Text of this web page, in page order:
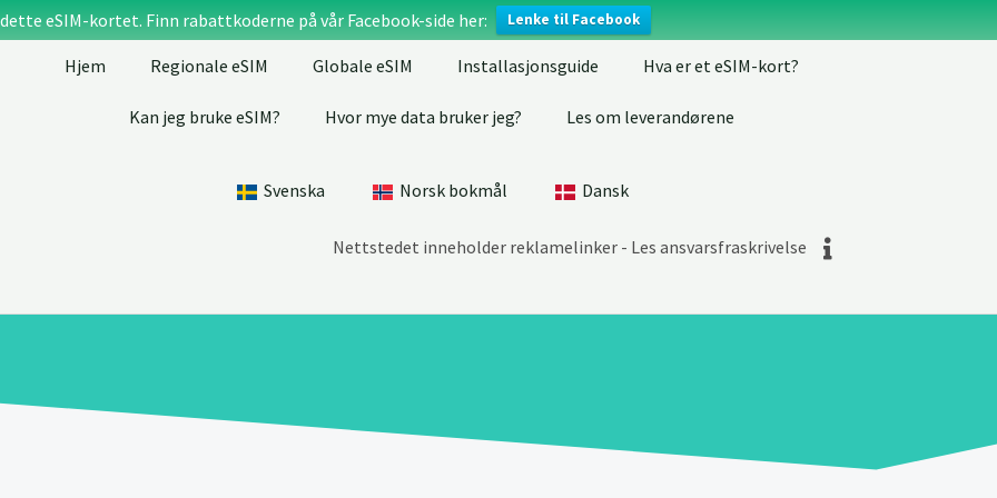
eSIM-kortet. Finn rabattkoderne på vår Facebook-side her: Lenke til Facebook
Hjem Regionale eSIM Globale eSIM Installasjonsguide Hva er et eSIM-kort?
Kan jeg bruke eSIM? Hvor mye data bruker jeg? Les om leverandørene
Svenska Norsk bokmål Dansk
Nettstedet inneholder reklamelinker - Les ansvarsfraskrivelse